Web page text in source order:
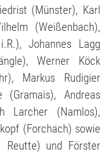
(Münster), Karl
(Weißenbach),
Johannes Lagg
Werner Köck
Markus Rudigier
(Gramais), Andreas
Larcher (Namlos),
(Forchach) sowie
Reutte) und Förster